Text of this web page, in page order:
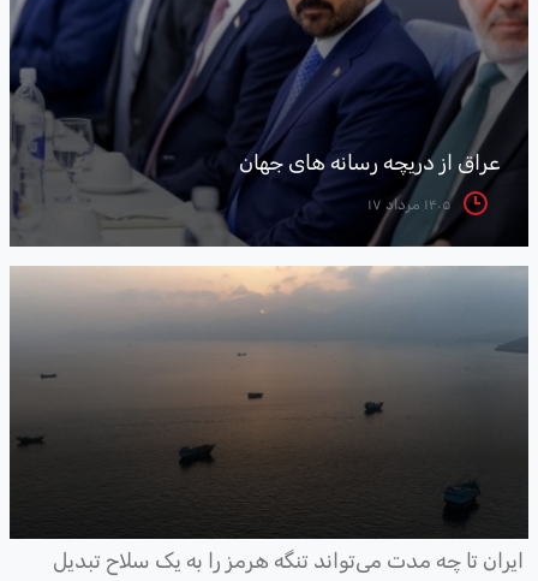
عراق از دریچه رسانه های جهان
۱۴۰۵ مرداد ۱۷
تا چه مدت می‌تواند تنگه هرمز را به یک سلاح تبدیل